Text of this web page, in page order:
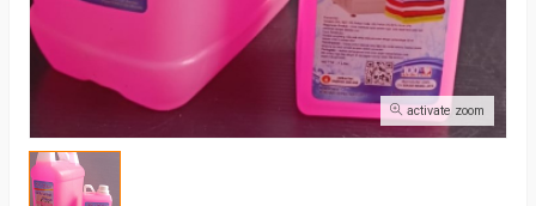
activate zoom